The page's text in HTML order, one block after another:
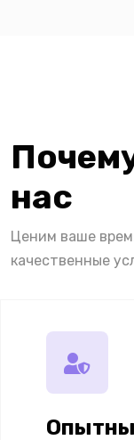
нас
Ценим ваше
качественные